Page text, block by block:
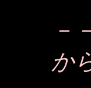
－
か